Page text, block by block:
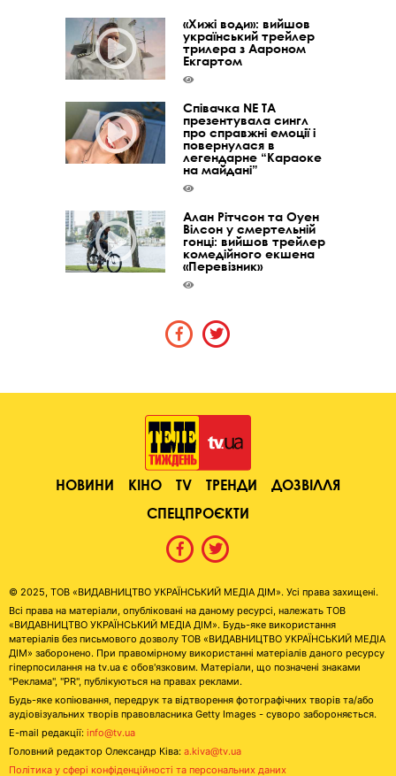
«Хижі води»: вийшов
український трейлер
трилера з Аароном
Екгартом
Співачка NE TA
презентувала сингл
про справжні емоції і
повернулася в
легендарне “Караоке
на майдані”
Алан Рітчсон та Оуен
Вілсон у смертельній
гонці: вийшов трейлер
комедійного екшена
«Перевізник»
НОВИНИ КІНО TV ТРЕНДИ
ДОЗВІЛЛЯ
СПЕЦПРОЄКТИ
© 2025, ТОВ «ВИДАВНИЦТВО УКРАЇНСЬКИЙ МЕДІА ДІМ». Усі права захищені.
Всі права на матеріали, опубліковані на даному ресурсі, належать ТОВ
«ВИДАВНИЦТВО УКРАЇНСЬКИЙ МЕДІА ДІМ». Будь-яке використання
матеріалів без письмового дозволу ТОВ «ВИДАВНИЦТВО УКРАЇНСЬКИЙ МЕДІА
ДІМ» заборонено. При правомірному використанні матеріалів даного ресурсу
гіперпосилання на tv.ua є обов'язковим. Матеріали, що позначені знаками
"Реклама", "PR", публікуються на правах реклами.
Будь-яке копіювання, передрук та відтворення фотографічних творів та/або
аудіовізуальних творів правовласника Getty Images - суворо забороняється.
E-mail редакції: info@tv.ua
Головний редактор Олександр Ківа: a.kiva@tv.ua
Політика у сфері конфіденційності та персональних даних